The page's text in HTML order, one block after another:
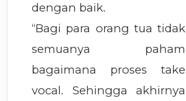
dengan baik.
“Bagi para orang tua tidak
semuanya paham
bagaimana proses take
vocal. Sehingga akhirnya